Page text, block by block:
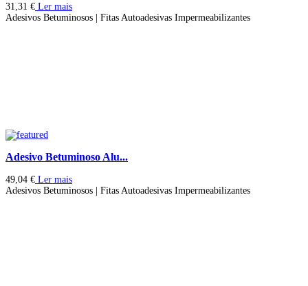
31,31 € Ler mais
Adesivos Betuminosos | Fitas Autoadesivas Impermeabilizantes
Adesivo Betuminoso Alu...
49,04 € Ler mais
Adesivos Betuminosos | Fitas Autoadesivas Impermeabilizantes